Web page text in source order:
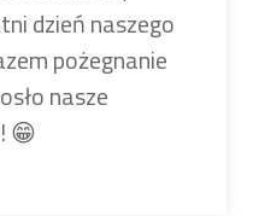
dzień naszego
pożegnanie
nasze
😁